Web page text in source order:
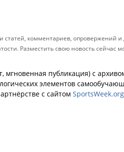
комментариев, опровержений и
Разместить свою новость сейчас
публикация) с
элементов
с сайтом SportsWeek.org